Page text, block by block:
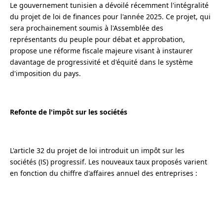
Le gouvernement tunisien a dévoilé récemment l'intégralité
du projet de loi de finances pour l'année 2025. Ce projet, qui
sera prochainement soumis à l'Assemblée des
représentants du peuple pour débat et approbation,
propose une réforme fiscale majeure visant à instaurer
davantage de progressivité et d'équité dans le système
d'imposition du pays.
Refonte de l'impôt sur les sociétés
L'article 32 du projet de loi introduit un impôt sur les
sociétés (IS) progressif. Les nouveaux taux proposés varient
en fonction du chiffre d'affaires annuel des entreprises :